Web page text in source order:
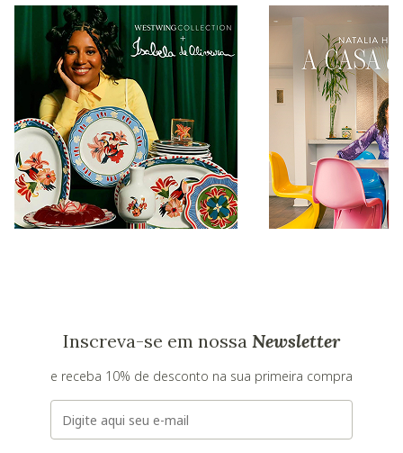
Inscreva-se em nossa Newsletter
e receba 10% de desconto na sua primeira compra
E-mail